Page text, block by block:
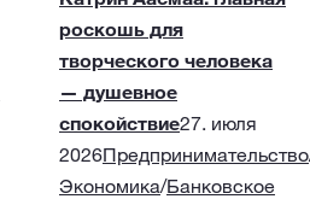
роскошь для
творческого человека
— душевное
спокойствие27. июля
2026Предпринимательство
Экономика/Банковское